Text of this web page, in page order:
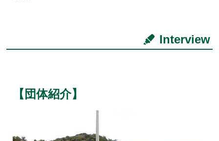
Interview
【団体紹介】